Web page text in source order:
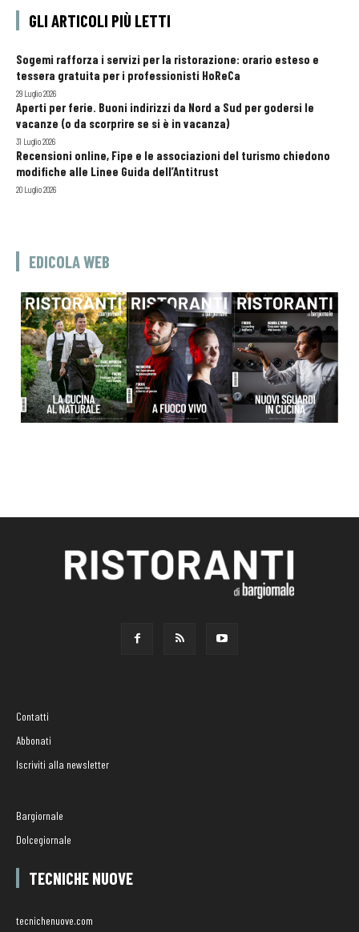
GLI ARTICOLI PIÙ LETTI
Sogemi rafforza i servizi per la ristorazione: orario esteso e
tessera gratuita per i professionisti HoReCa
29 Luglio 2026
Aperti per ferie. Buoni indirizzi da Nord a Sud per godersi le
vacanze (o da scorprire se si è in vacanza)
31 Luglio 2026
Recensioni online, Fipe e le associazioni del turismo chiedono
modifiche alle Linee Guida dell’Antitrust
20 Luglio 2026
EDICOLA WEB
Contatti
Abbonati
Iscriviti alla newsletter
Bargiornale
Dolcegiornale
TECNICHE NUOVE
tecnichenuove.com